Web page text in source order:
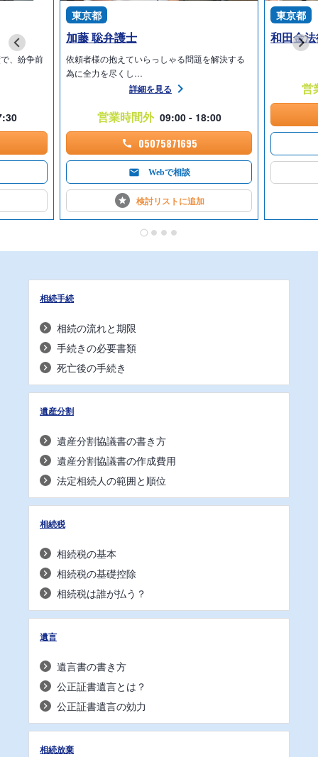
、紛争前
東京都
加藤 聡弁護士
依頼者様の抱えていらっしゃる問題を解決する
為に全力を尽くし…
詳細を見る
営業時間外 09:00 - 18:00
05075871695
Webで相談
検討リストに追加
東京都
和田金
営
相続手続
相続の流れと期限
手続きの必要書類
死亡後の手続き
遺産分割
遺産分割協議書の書き方
遺産分割協議書の作成費用
法定相続人の範囲と順位
相続税
相続税の基本
相続税の基礎控除
相続税は誰が払う？
遺言
遺言書の書き方
公正証書遺言とは？
公正証書遺言の効力
相続放棄